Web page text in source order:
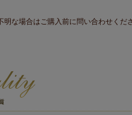
な場合はご購入前に問い合わせくださ